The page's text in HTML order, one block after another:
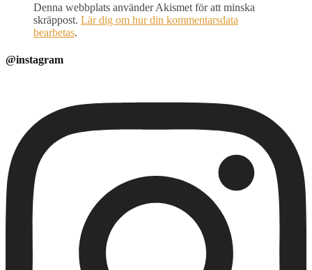
Denna webbplats använder Akismet för att minska
skräppost. Lär dig om hur din kommentarsdata
bearbetas.
@instagram